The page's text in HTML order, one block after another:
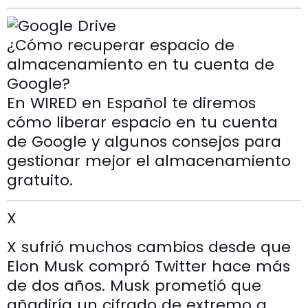
¿Cómo recuperar espacio de
almacenamiento en tu cuenta de
Google?
En WIRED en Español te diremos
cómo liberar espacio en tu cuenta
de Google y algunos consejos para
gestionar mejor el almacenamiento
gratuito.
X
X sufrió muchos cambios desde que
Elon Musk compró Twitter hace más
de dos años. Musk prometió que